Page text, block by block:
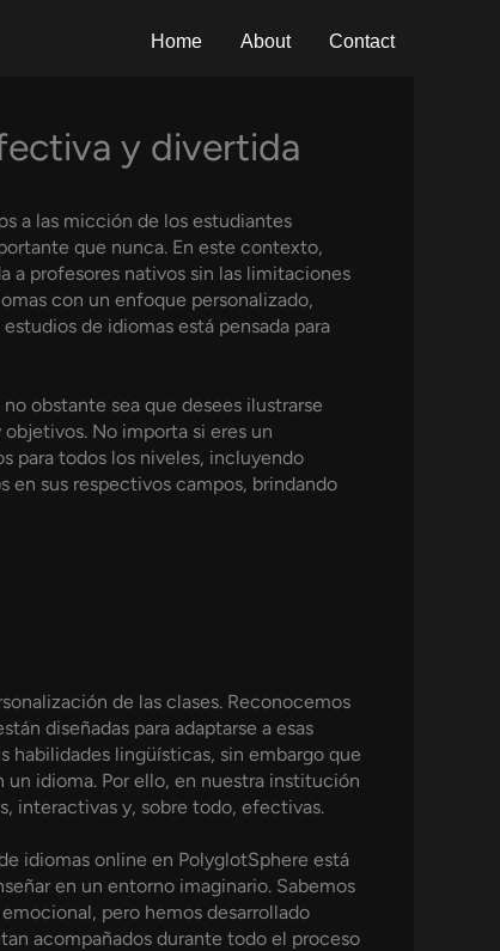
Home About Contact
y divertida
a las micción de los estudiantes
que nunca. En este contexto,
a profesores nativos sin las limitaciones
con un enfoque personalizado,
de idiomas está pensada para
obstante sea que desees ilustrarse
No importa si eres un
para todos los niveles, incluyendo
en sus respectivos campos, brindando
de las clases. Reconocemos
diseñadas para adaptarse a esas
habilidades lingüísticas, sin embargo que
idioma. Por ello, en nuestra institución
interactivas y, sobre todo, efectivas.
idiomas online en PolyglotSphere está
en un entorno imaginario. Sabemos
pero hemos desarrollado
acompañados durante todo el proceso